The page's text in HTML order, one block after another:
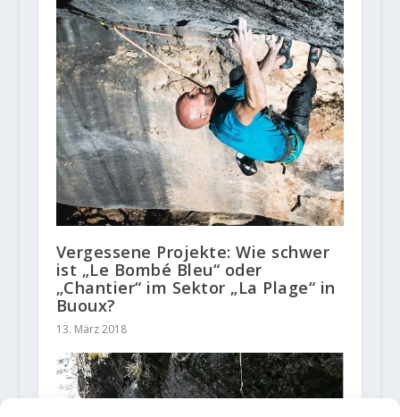
Vergessene Projekte: Wie schwer
ist „Le Bombé Bleu“ oder
„Chantier“ im Sektor „La Plage“ in
Buoux?
13. März 2018